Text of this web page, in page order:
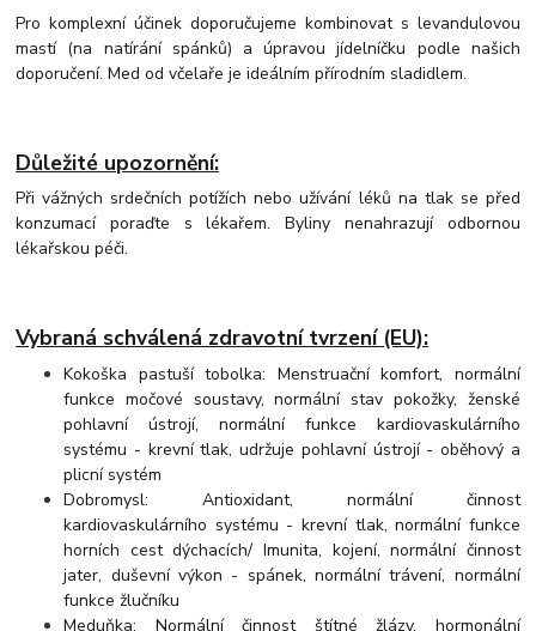
Pro komplexní účinek doporučujeme kombinovat s levandulovou
mastí (na natírání spánků) a úpravou jídelníčku podle našich
doporučení. Med od včelaře je ideálním přírodním sladidlem.
Důležité upozornění:
Při vážných srdečních potížích nebo užívání léků na tlak se před
konzumací poraďte s lékařem. Byliny nenahrazují odbornou
lékařskou péči.
Vybraná schválená zdravotní tvrzení (EU):
Kokoška pastuší tobolka: Menstruační komfort, normální
funkce močové soustavy, normální stav pokožky, ženské
pohlavní ústrojí, normální funkce kardiovaskulárního
systému - krevní tlak, udržuje pohlavní ústrojí - oběhový a
plicní systém
Dobromysl: Antioxidant, normální činnost
kardiovaskulárního systému - krevní tlak, normální funkce
horních cest dýchacích/ Imunita, kojení, normální činnost
jater, duševní výkon - spánek, normální trávení, normální
funkce žlučníku
Meduňka: Normální činnost štítné žlázy, hormonální